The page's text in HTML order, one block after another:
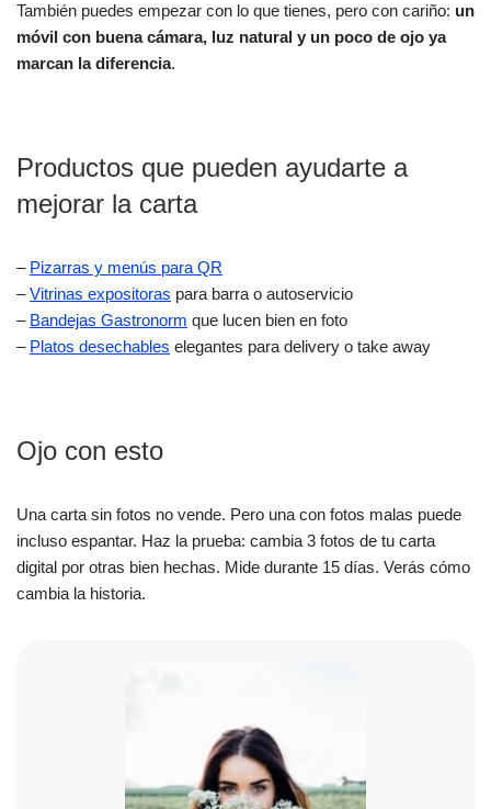
También puedes empezar con lo que tienes, pero con cariño: un
móvil con buena cámara, luz natural y un poco de ojo ya
marcan la diferencia.
Productos que pueden ayudarte a
mejorar la carta
– Pizarras y menús para QR
–Vitrinas expositoras para barra o autoservicio
– Bandejas Gastronorm que lucen bien en foto
– Platos desechables elegantes para delivery o take away
Ojo con esto
Una carta sin fotos no vende. Pero una con fotos malas puede
incluso espantar. Haz la prueba: cambia 3 fotos de tu carta
digital por otras bien hechas. Mide durante 15 días. Verás cómo
cambia la historia.